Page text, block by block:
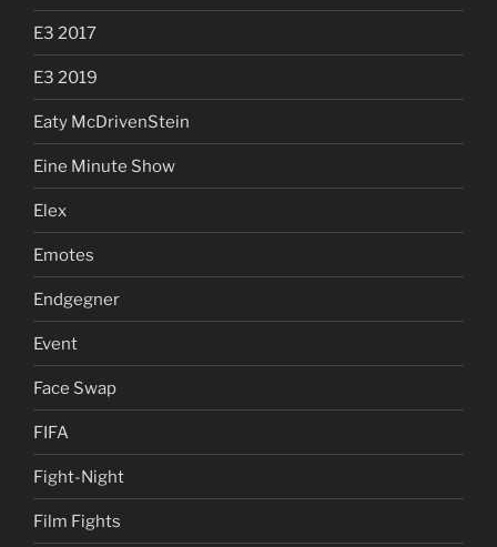
E3 2017
E3 2019
Eaty McDrivenStein
Eine Minute Show
Elex
Emotes
Endgegner
Event
Face Swap
FIFA
Fight-Night
Film Fights